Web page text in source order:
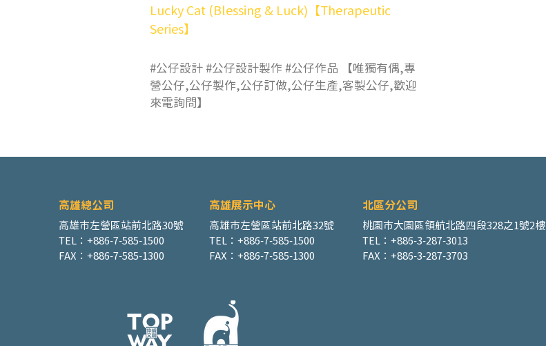
Lucky Cat (Blessing & Luck)【Therapeutic
Series】
#公仔設計 #公仔設計製作 #公仔作品 【唯獨有偶,專
營公仔,公仔製作,公仔訂做,公仔生產,客製公仔,歡迎
來電詢問】
高雄總公司 高雄展示中心
高雄市左營區站前北路30號
TEL：+886-7-585-1500
FAX：+886-7-585-1300
高雄市左營區站前北路32號
TEL：+886-7-585-1500
FAX：+886-7-585-1300
​北區分公司
桃園市大園區領航北路四段328之1號2樓
TEL：+886-3-287-3013
FAX：+886-3-287-3703